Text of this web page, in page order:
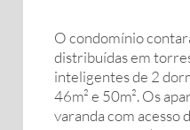
O condomínio
distribuídas em
inteligentes de 2
46m² e 50m². Os
varanda com acesso